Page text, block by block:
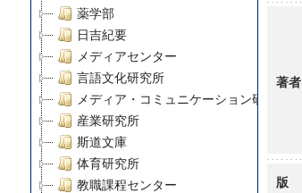
薬学部
日吉紀要
メディアセンター
言語文化研究所
メディア・コミュニケーション研究所
産業研究所
斯道文庫
体育研究所
教職課程センター
著者
版